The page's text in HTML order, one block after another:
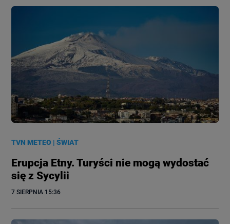
TVN METEO |ŚWIAT
Erupcja Etny. Turyści nie mogą wydostać
się z Sycylii
7 SIERPNIA 15:36